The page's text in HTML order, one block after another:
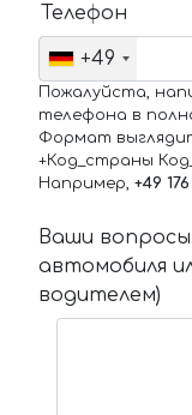
Телефон
+49
Пожалуйста,
телефона в
Формат
+Код_страны
Например, +49
Ваши
автомобиля
водителем)